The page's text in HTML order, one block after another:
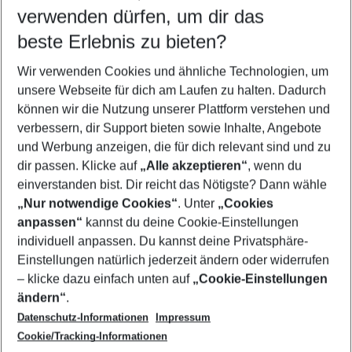
Wähle deinen Reisezeitraum
5-8 Nächte
2 Erwachsene Keine Kinder
Mehr Filter anzeigen
Footer
Footer navigation
Über uns
AGB
Bestpreisgarantie
Cookie-Einstellungen ändern
Cookie-Richtlinie
Agenturbetreuung
Barrierefreies Reisen
Folge uns
verwenden dürfen, um dir das
beste Erlebnis zu bieten?
Wir verwenden Cookies und ähnliche Technologien, um
unsere Webseite für dich am Laufen zu halten. Dadurch
können wir die Nutzung unserer Plattform verstehen und
verbessern, dir Support bieten sowie Inhalte, Angebote
und Werbung anzeigen, die für dich relevant sind und zu
dir passen. Klicke auf „Alle akzeptieren“, wenn du
einverstanden bist. Dir reicht das Nötigste? Dann wähle
„Nur notwendige Cookies“. Unter „Cookies
anpassen“ kannst du deine Cookie-Einstellungen
individuell anpassen. Du kannst deine Privatsphäre-
Einstellungen natürlich jederzeit ändern oder widerrufen
– klicke dazu einfach unten auf „Cookie-Einstellungen
ändern“.
Datenschutz-Informationen
Impressum
Cookie/Tracking-Informationen